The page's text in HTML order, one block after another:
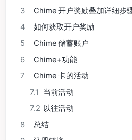
3
Chime 开户奖励叠加详细步
4
如何获取开户奖励
5
Chime 储蓄账户
6
Chime+功能
7
Chime 卡的活动
7.1
当前活动
7.2 以往活动
8
总结